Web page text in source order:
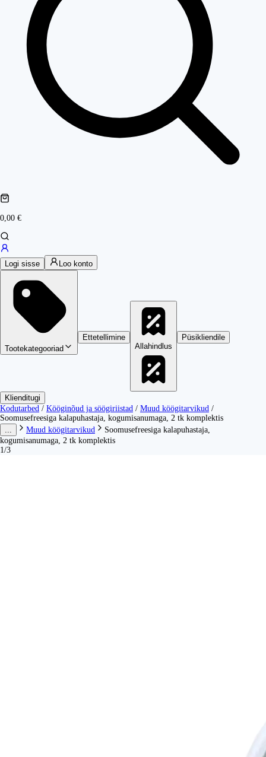
0,00 €
Logi sisse Loo konto
Tootekategooriad
Ettetellimine
Allahindlus
Püsikliendile
Klienditugi
Kodutarbed / Kööginõud ja söögiriistad / Muud köögitarvikud /
Soomusefreesiga kalapuhastaja, kogumisanumaga, 2 tk komplektis
Muud köögitarvikud
Soomusefreesiga kalapuhastaja,
kogumisanumaga, 2 tk komplektis
1/3